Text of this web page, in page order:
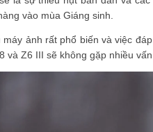
vào mùa Giáng sinh.
ảnh rất phổ biến và việc
và Z6 III sẽ không gặp nhiều vấn